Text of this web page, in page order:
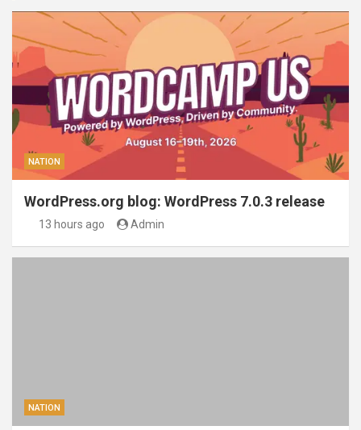
NATION
WordPress.org blog: WordPress 7.0.3 release
13 hours ago Admin
NATION